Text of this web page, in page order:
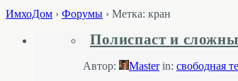
ИмхоДом › Форумы › Метка: кран
Полиспаст и
Автор: Master in: свободная